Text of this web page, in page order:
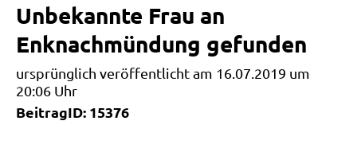
Unbekannte Frau an
Enknachmündung gefunden
ursprünglich veröffentlicht am 16.07.2019 um
20:06 Uhr
BeitragID: 15376